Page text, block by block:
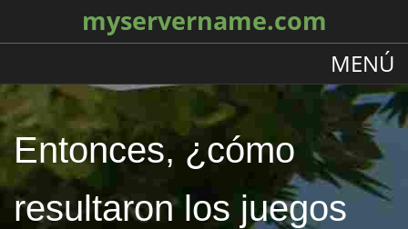
myservername.com
MENÚ
Entonces, ¿cómo
resultaron los juegos